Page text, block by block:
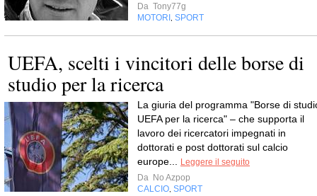
Da Tony77g
MOTORI SPORT
UEFA, scelti i vincitori delle borse di
studio per la ricerca
La giuria del programma "Borse di
UEFA per la ricerca" – che supporta il
lavoro dei ricercatori impegnati in
dottorati e post dottorati sul calcio
europe...
Leggere il seguito
Da No Azpop
CALCIO SPORT